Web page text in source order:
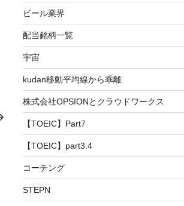
ビール業界
配当銘柄一覧
宇宙
kudan移動平均線から乖離
株式会社OPSIONとクラウドワークス
【TOEIC】Part7
【TOEIC】part3.4
コーチング
STEPN